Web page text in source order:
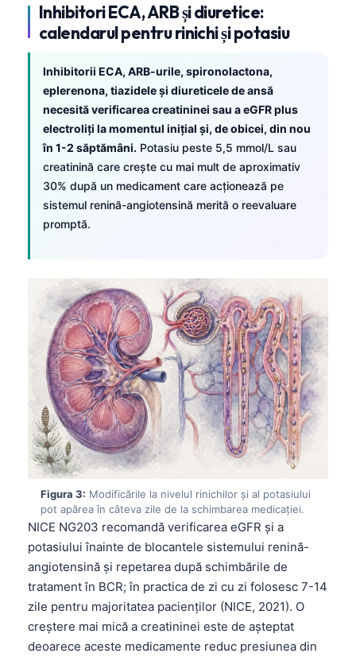
Inhibitori ECA, ARB și diuretice:
calendarul pentru rinichi și potasiu
Inhibitorii ECA, ARB-urile, spironolactona,
eplerenona, tiazidele și diureticele de ansă
necesită verificarea creatininei sau a eGFR plus
electroliți la momentul inițial și, de obicei, din nou
în 1-2 săptămâni. Potasiu peste 5,5 mmol/L sau
creatinină care crește cu mai mult de aproximativ
30% după un medicament care acționează pe
sistemul renină-angiotensină merită o reevaluare
promptă.
Figura 3: Modificările la nivelul rinichilor și al potasiului
pot apărea în câteva zile de la schimbarea medicației.
NICE NG203 recomandă verificarea eGFR și a
potasiului înainte de blocantele sistemului renină-
angiotensină și repetarea după schimbările de
tratament în BCR; în practica de zi cu zi folosesc 7-14
zile pentru majoritatea pacienților (NICE, 2021). O
creștere mai mică a creatininei este de așteptat
deoarece aceste medicamente reduc presiunea din